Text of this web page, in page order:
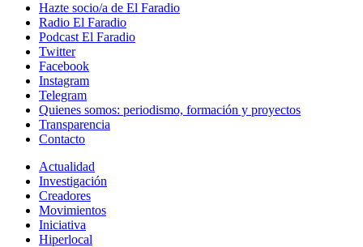
Hazte socio/a de El Faradio
Radio El Faradio
Podcast El Faradio
Twitter
Facebook
Instagram
Telegram
Quienes somos: periodismo, formación y proyectos
Transparencia
Contacto
Actualidad
Investigación
Creadores
Movimientos
Iniciativa
Hiperlocal